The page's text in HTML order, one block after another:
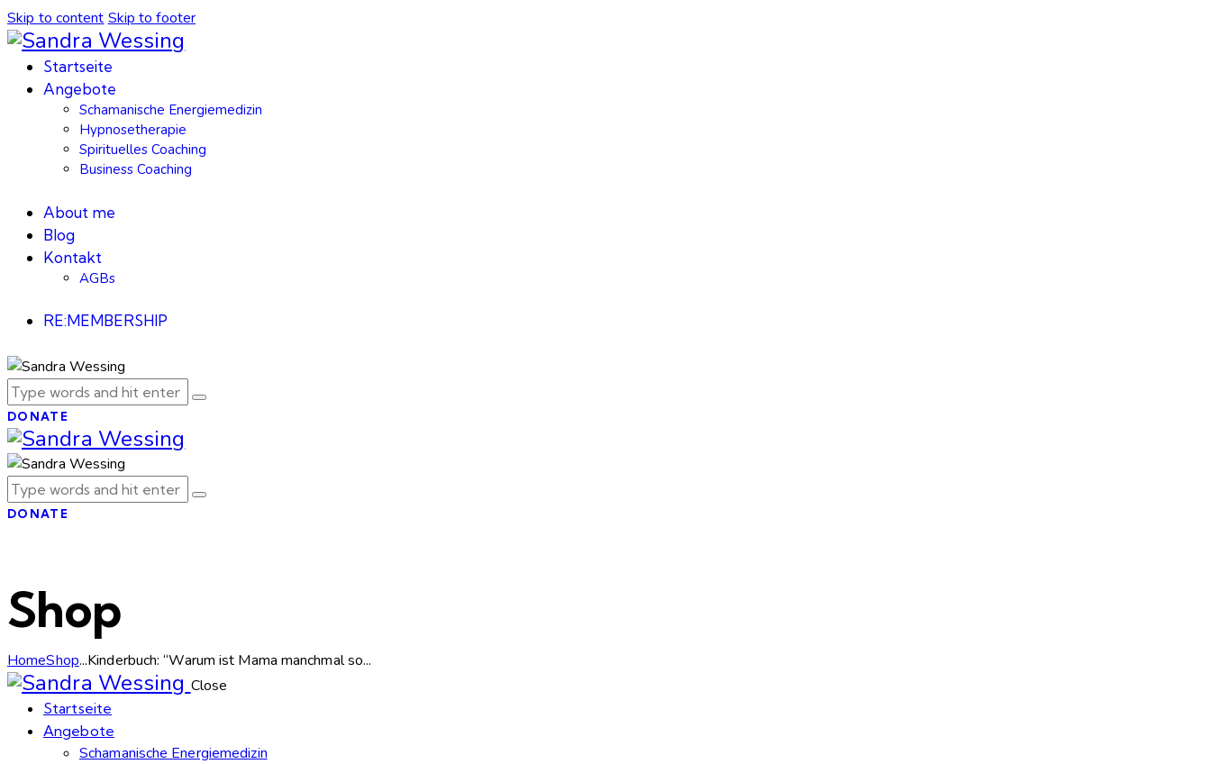
Skip to content Skip to footer
Startseite
Angebote
Schamanische Energiemedizin
Hypnosetherapie
Spirituelles Coaching
Business Coaching
About me
Blog
Kontakt
AGBs
RE:MEMBERSHIP
DONATE
DONATE
Shop
HomeShop...Kinderbuch: “Warum ist Mama manchmal so...
Close
Startseite
Angebote
Schamanische Energiemedizin